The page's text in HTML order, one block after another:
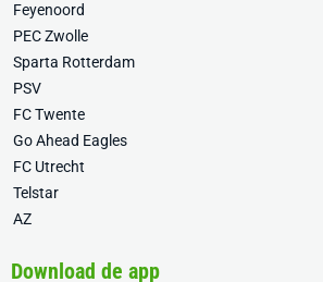
Feyenoord
PEC Zwolle
Sparta Rotterdam
PSV
FC Twente
Go Ahead Eagles
FC Utrecht
Telstar
AZ
Download de app